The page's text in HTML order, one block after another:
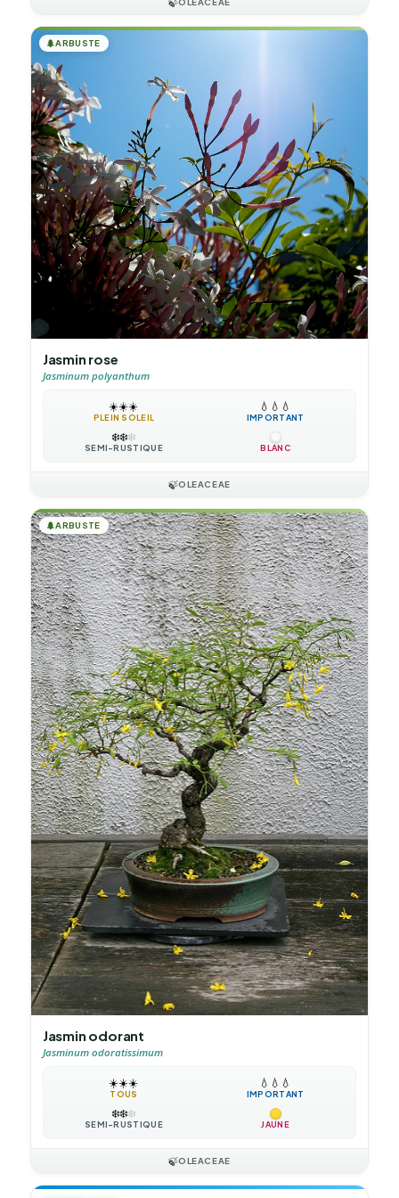
🌲ARBUSTE
Jasmin rose
Jasminum polyanthum
☀️☀️☀️
PLEIN SOLEIL
💧 💧 💧
IMPORTANT
❄️❄️❄️
SEMI-RUSTIQUE BLANC
🍃OLEACEAE
🌲ARBUSTE
Jasmin odorant
Jasminum odoratissimum
☀️☀️☀️
TOUS
💧 💧 💧
IMPORTANT
❄️❄️❄️
SEMI-RUSTIQUE JAUNE
🍃OLEACEAE